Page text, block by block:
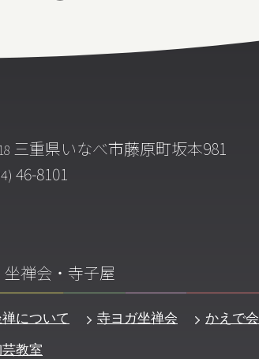
三重県いなべ市藤原町坂本981
46-8101
坐禅会・寺子屋
について 寺ヨガ坐禅会 かえで会
教室